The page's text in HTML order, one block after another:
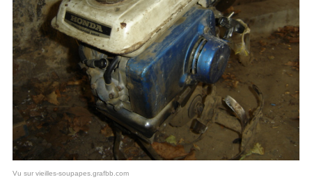
Vu sur vieilles-soupapes.grafbb.com